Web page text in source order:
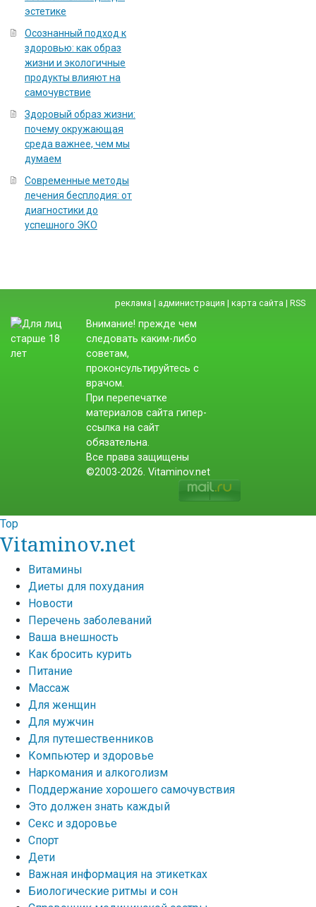
эстетике
Осознанный подход к
здоровью: как образ
жизни и экологичные
продукты влияют на
самочувствие
Здоровый образ жизни:
почему окружающая
среда важнее, чем мы
думаем
Современные методы
лечения бесплодия: от
диагностики до
успешного ЭКО
реклама | администрация | карта сайта | RSS
Внимание! прежде чем
следовать каким-либо
советам,
проконсультируйтесь с
врачом.
При перепечатке
материалов сайта гипер-
ссылка на сайт
обязательна.
Все права защищены
©2003-2026. Vitaminov.net
Top
Vitaminov.net
Витамины
Диеты для похудания
Новости
Перечень заболеваний
Ваша внешность
Как бросить курить
Питание
Массаж
Для женщин
Для мужчин
Для путешественников
Компьютер и здоровье
Наркомания и алкоголизм
Поддержание хорошего самочувствия
Это должен знать каждый
Секс и здоровье
Спорт
Дети
Важная информация на этикетках
Биологические ритмы и сон